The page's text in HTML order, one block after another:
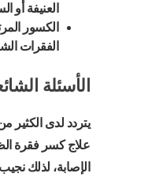
العنيفة
الكسور
الفقرات
الأسئلة
يتردد لدى
علاج كسر فقرة
الإصابة، لذلك